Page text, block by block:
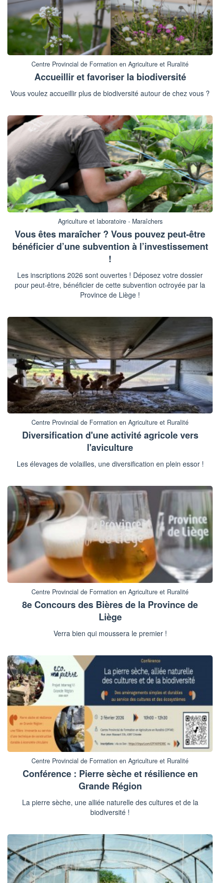
Centre Provincial de Formation en Agriculture et Ruralité
Accueillir et favoriser la biodiversité
Vous voulez accueillir plus de biodiversité autour de chez vous ?
Agriculture et laboratoire - Maraîchers
Vous êtes maraîcher ? Vous pouvez peut-être
bénéficier d’une subvention à l’investissement
!
Les inscriptions 2026 sont ouvertes ! Déposez votre dossier
pour peut-être, bénéficier de cette subvention octroyée par la
Province de Liège !
Centre Provincial de Formation en Agriculture et Ruralité
Diversification d'une activité agricole vers
l'aviculture
Les élevages de volailles, une diversification en plein essor !
Centre Provincial de Formation en Agriculture et Ruralité
8e Concours des Bières de la Province de
Liège
Verra bien qui moussera le premier !
Centre Provincial de Formation en Agriculture et Ruralité
Conférence : Pierre sèche et résilience en
Grande Région
La pierre sèche, une alliée naturelle des cultures et de la
biodiversité !